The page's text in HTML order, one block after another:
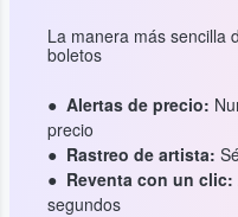
La manera más sencilla
boletos
Alertas de precio:
precio
Rastreo de artista:
Reventa con un clic:
segundos